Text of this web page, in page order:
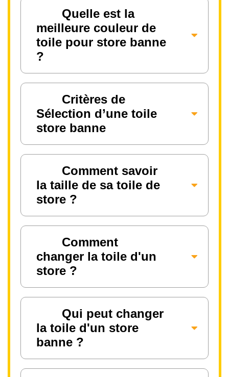
Quelle est la
meilleure couleur de
toile pour store banne
?
Critères de
Sélection d’une toile
store banne
Comment savoir
la taille de sa toile de
store ?
Comment
changer la toile d'un
store ?
Qui peut changer
la toile d'un store
banne ?